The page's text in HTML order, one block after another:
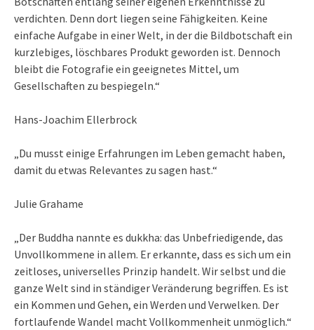
verdichten. Denn dort liegen seine Fähigkeiten. Keine
einfache Aufgabe in einer Welt, in der die Bildbotschaft ein
kurzlebiges, löschbares Produkt geworden ist. Dennoch
bleibt die Fotografie ein geeignetes Mittel, um
Gesellschaften zu bespiegeln.“
Hans-Joachim Ellerbrock
„Du musst einige Erfahrungen im Leben gemacht haben,
damit du etwas Relevantes zu sagen hast.“
Julie Grahame
„Der Buddha nannte es dukkha: das Unbefriedigende, das
Unvollkommene in allem. Er erkannte, dass es sich um ein
zeitloses, universelles Prinzip handelt. Wir selbst und die
ganze Welt sind in ständiger Veränderung begriffen. Es ist
ein Kommen und Gehen, ein Werden und Verwelken. Der
fortlaufende Wandel macht Vollkommenheit unmöglich.“